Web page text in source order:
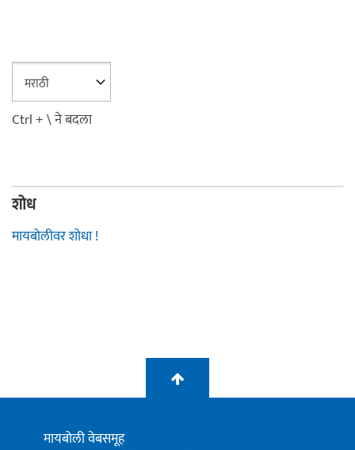
Ctrl + \ ने बदला
शोध
मायबोलीवर शोधा !
मायबोली वेबसमूह